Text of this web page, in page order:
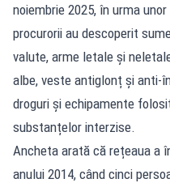
noiembrie 2025, în urma
procurorii au descoperit
valute, arme letale și
albe, veste antiglonț și anti-
droguri și echipamente
substanțelor interzise.
Ancheta arată că rețeaua a
anului 2014, când cinci